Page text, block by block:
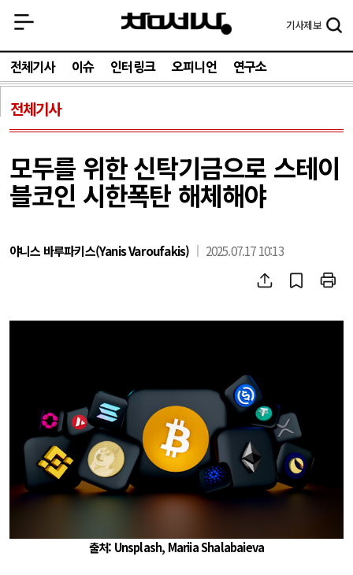
기사제보
전체기사 이슈 인터링크 오피니언 연구소
전체기사
모두를 위한 신탁기금으로 스테이
블코인 시한폭탄 해체해야
야니스 바루파키스(Yanis Varoufakis) 2025.07.17 10:13
출처: Unsplash, Mariia Shalabaieva